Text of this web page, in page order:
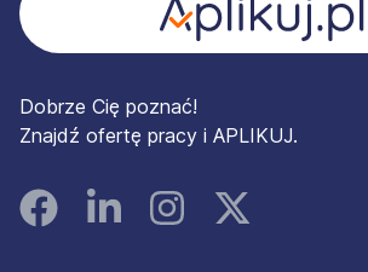
Dobrze Cię poznać!
Znajdź ofertę pracy i APLIKUJ.
FacebookLinked InInstagramInstagram